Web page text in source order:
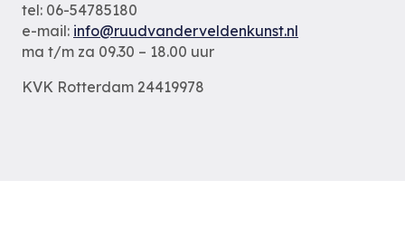
tel: 06-54785180
e-mail: info@ruudvanderveldenkunst.nl
ma t/m za 09.30 – 18.00 uur
KVK Rotterdam 24419978